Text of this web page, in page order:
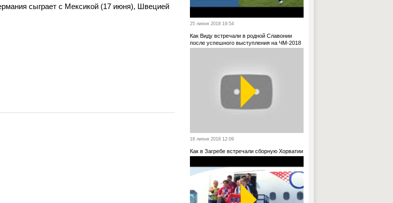
сыграет с Мексикой (17 июня), Швецией
25 липня 2018 19:54
Как Виду встречали в родной Славонии
после успешного выступления на ЧМ-2018
18 липня 2018 12:09
Как в Загребе встречали сборную Хорватии